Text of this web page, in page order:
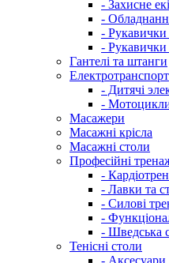
- Захисне
-
-
- Рукавички
Гантелі та штанги
Електротранспорт
- Дитячі
- Мотоцикли
Масажери
Масажні крісла
Масажні столи
Професійні
-
- Лавки та
- Силові
-
- Шведська
Тенісні столи
- Аксесуари